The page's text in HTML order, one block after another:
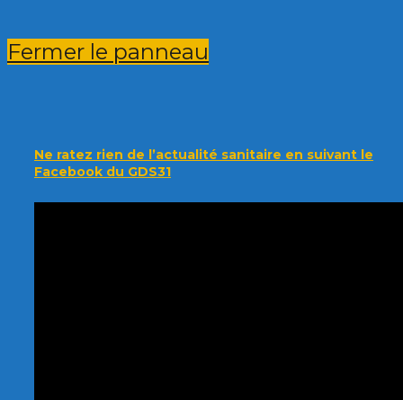
Fermer le panneau
Ne ratez rien de l’actualité sanitaire en suivant le
Facebook du GDS31